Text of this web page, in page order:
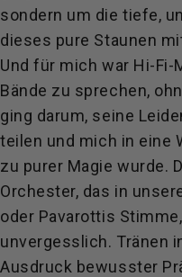
sondern um die tiefe,
dieses pure Staunen
Und für mich war Hi-
Bände zu sprechen,
ging darum, seine
teilen und mich in eine
zu purer Magie wurde.
Orchester, das in
oder Pavarottis
unvergesslich. Tränen
Ausdruck bewusster